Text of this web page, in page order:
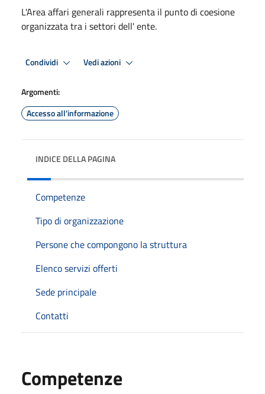
L'Area affari generali rappresenta il punto di coesione
organizzata tra i settori dell' ente.
Condividi Vedi azioni
Argomenti:
Accesso all'informazione
INDICE DELLA PAGINA
Competenze
Tipo di organizzazione
Persone che compongono la struttura
Elenco servizi offerti
Sede principale
Contatti
Competenze